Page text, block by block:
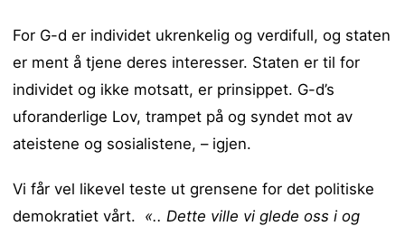
For G-d er individet ukrenkelig og verdifull, og staten
er ment å tjene deres interesser. Staten er til for
individet og ikke motsatt, er prinsippet. G-d’s
uforanderlige Lov, trampet på og syndet mot av
ateistene og sosialistene, – igjen.
Vi får vel likevel teste ut grensene for det politiske
demokratiet vårt. «.. Dette ville vi glede oss i og